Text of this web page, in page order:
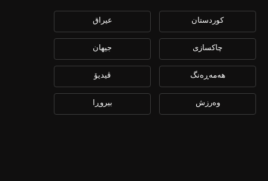
كوردستان عیراق
چاكسازی جیهان
هەمەڕەنگ ڤیدیۆ
وەرزش بیروڕا